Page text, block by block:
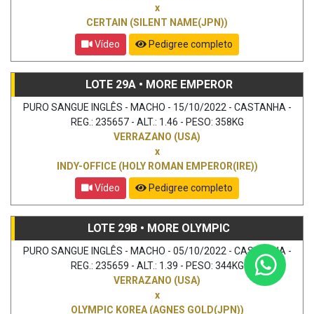
x
CERTAIN (SILENT NAME(JPN))
Vídeo
Pedigree completo
LOTE 29A • MORE EMPEROR
PURO SANGUE INGLÊS - MACHO - 15/10/2022 - CASTANHA -
REG.: 235657 - ALT.: 1.46 - PESO: 358KG
VERRAZANO (USA)
x
INDY-OFFICE (HOLY ROMAN EMPEROR(IRE))
Vídeo
Pedigree completo
LOTE 29B • MORE OLYMPIC
PURO SANGUE INGLÊS - MACHO - 05/10/2022 - CASTANHA -
REG.: 235659 - ALT.: 1.39 - PESO: 344KG
VERRAZANO (USA)
x
OLYMPIC KOREA (AGNES GOLD(JPN))